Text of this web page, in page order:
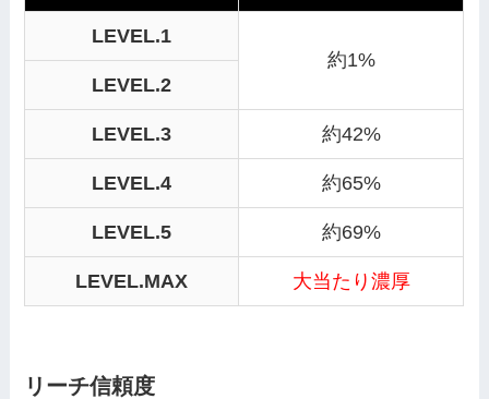
LEVEL.1
約1%
LEVEL.2
LEVEL.3 約42%
LEVEL.4 約65%
LEVEL.5 約69%
LEVEL.MAX 大当たり濃厚
リーチ信頼度